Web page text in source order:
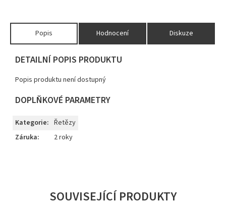
SOUVISEJÍCÍ PRODUKTY
Popis Hodnocení Diskuze
DETAILNÍ POPIS PRODUKTU
Popis produktu není dostupný
DOPLŇKOVÉ PARAMETRY
Kategorie: Řetězy
Záruka: 2 roky